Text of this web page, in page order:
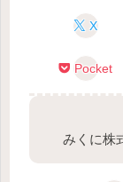
X
Pocket
みくに株